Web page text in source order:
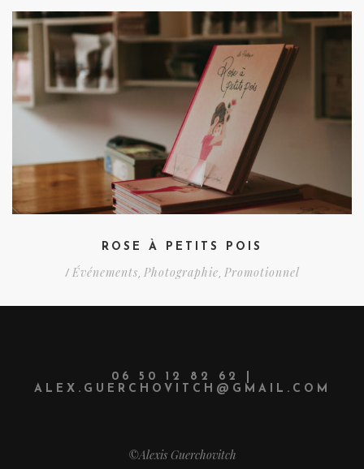
ROSE À PETITS POIS
/ Événements, Photographie, Promotionnel
06 50 12 82 62 |
ALEX.GUERCHOVITCH@GMAIL.COM
©Alexis Guerchovitch